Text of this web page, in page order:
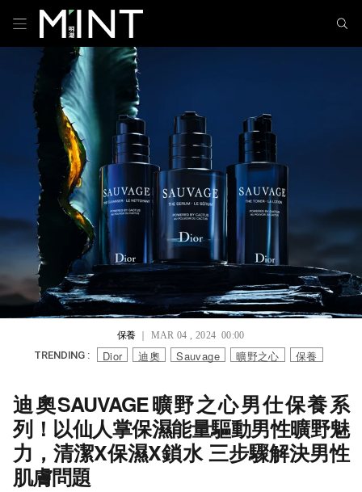
保養｜ MAR 04 , 2024 00:00
TRENDING : Dior 迪奧 Sauvage 曠野之心 保養
迪奧SAUVAGE曠野之心男仕保養系
列！以仙人掌保濕能量驅動男性曠野魅
力，清潔X保濕X鎖水 三步驟解決男性
肌膚問題